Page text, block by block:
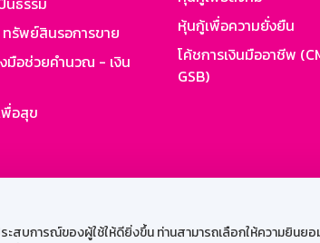
สบการณ์ของผู้ใช้ให้ดียิ่งขึ้น ท่านสามารถเลือกให้ความยินย
ทรัพย์สินรอการขาย
มือช่วยคำนวณ - เงิน
พื่อสุข
หุ้นกู้เพื่อความยั่งยืน
โค้ชการเงินมืออาชีพ
GSB)